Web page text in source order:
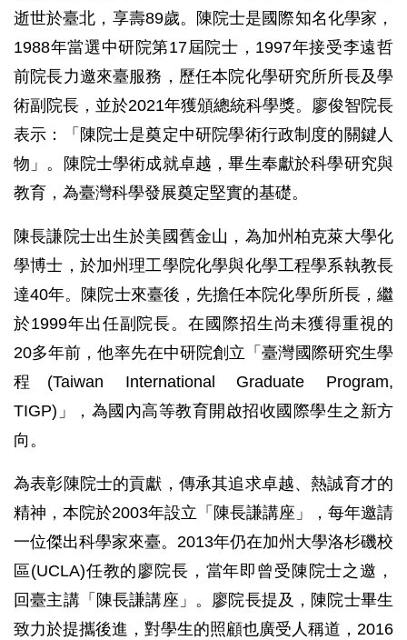
逝世於臺北，享壽89歲。陳院士是國際知名化學家，
1988年當選中研院第17屆院士，1997年接受李遠哲
前院長力邀來臺服務，歷任本院化學研究所所長及學
術副院長，並於2021年獲頒總統科學獎。廖俊智院長
表示：「陳院士是奠定中研院學術行政制度的關鍵人
物」。陳院士學術成就卓越，畢生奉獻於科學研究與
教育，為臺灣科學發展奠定堅實的基礎。
陳長謙院士出生於美國舊金山，為加州柏克萊大學化
學博士，於加州理工學院化學與化學工程學系執教長
達40年。陳院士來臺後，先擔任本院化學所所長，繼
於1999年出任副院長。在國際招生尚未獲得重視的
20多年前，他率先在中研院創立「臺灣國際研究生學
程(Taiwan International Graduate Program,
TIGP)」，為國內高等教育開啟招收國際學生之新方
向。
為表彰陳院士的貢獻，傳承其追求卓越、熱誠育才的
精神，本院於2003年設立「陳長謙講座」，每年邀請
一位傑出科學家來臺。2013年仍在加州大學洛杉磯校
區(UCLA)任教的廖院長，當年即曾受陳院士之邀，
回臺主講「陳長謙講座」。廖院長提及，陳院士畢生
致力於提攜後進，對學生的照顧也廣受人稱道，2016